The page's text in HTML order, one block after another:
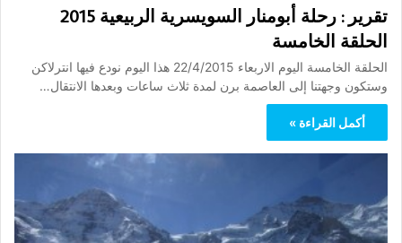
تقرير : رحلة أبومنار السويسرية الربيعية 2015
الحلقة الخامسة
الحلقة الخامسة اليوم الاربعاء 22/4/2015 هذا اليوم نودع فيها انترلاكن
وستكون وجهتنا إلى العاصمة برن لمدة ثلاث ساعات وبعدها الانتقال…
أكمل القراءة »